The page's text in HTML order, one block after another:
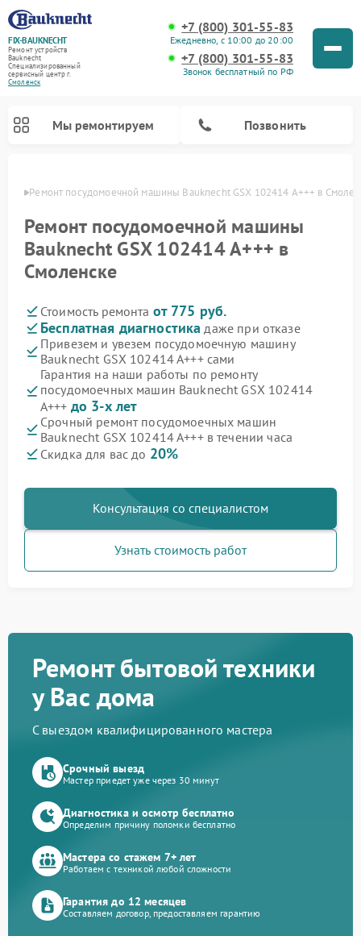
FIX-BAUKNECHT
Ремонт устройств
Bauknecht
Специализированный
cервисный центр г.
Смоленск
+7 (800) 301-55-83
Ежедневно, с 10:00 до 20:00
+7 (800) 301-55-83
Звонок бесплатный по РФ
Мы ремонтируем Позвонить
Ремонт посудомоечной машины Bauknecht GSX 102414 A+++ в
Ремонт посудомоечной машины
Bauknecht GSX 102414 A+++ в
Смоленске
Стоимость ремонта от 775 руб.
Бесплатная диагностика даже при отказе
Привезем и увезем посудомоечную машину
Bauknecht GSX 102414 A+++ сами
Гарантия на наши работы по ремонту
посудомоечных машин Bauknecht GSX 102414
A+++ до 3-х лет
Срочный ремонт посудомоечных машин
Bauknecht GSX 102414 A+++ в течении часа
Скидка для вас до 20%
Консультация со специалистом
Узнать стоимость работ
Ремонт бытовой техники
у Вас дома
С выездом квалифицированного мастера
Срочный выезд
Мастер приедет уже через 30 минут
Диагностика и осмотр бесплатно
Определим причину поломки бесплатно
Мастера со стажем 7+ лет
Работаем с техникой любой сложности
Гарантия до 12 месяцев
Составляем договор, предоставляем гарантию